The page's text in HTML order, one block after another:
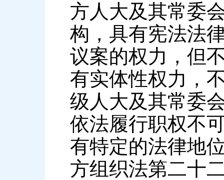
方人大及其常委
构，具有宪法法
议案的权力，但
有实体性权力，
级人大及其常委
依法履行职权不
有特定的法律地
方组织法第二十